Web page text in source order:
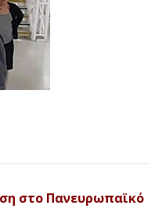
στο Πανευρωπαϊκό